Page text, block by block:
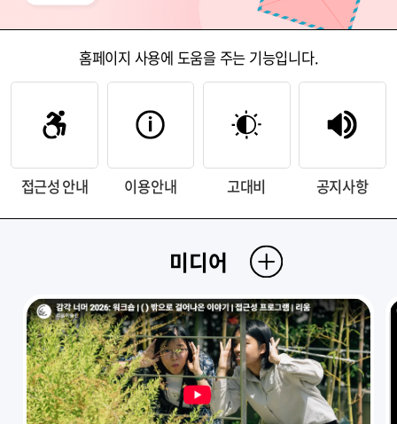
홈페이지 사용에 도움을 주는 기능입니다.
접근성 안내 이용안내 고대비 공지사항
미디어